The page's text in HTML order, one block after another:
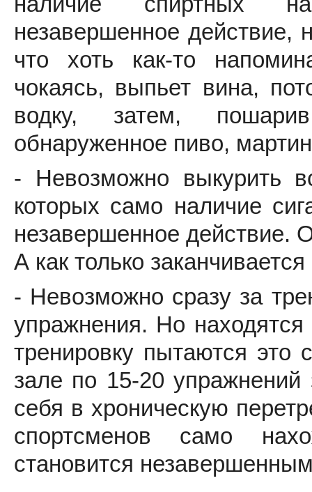
незавершенное действие,
что хоть как-то
чокаясь, выпьет вина,
водку, затем,
обнаруженное пиво,
- Невозможно выкурить
которых само наличие
незавершенное действие.
А как только
- Невозможно сразу за
упражнения. Но находятся
тренировку пытаются это
зале по 15-20 упражнений
себя в хроническую
спортсменов само
становится